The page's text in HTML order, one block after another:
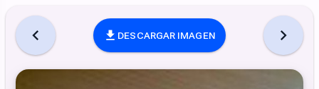
DESCARGAR IMAGEN